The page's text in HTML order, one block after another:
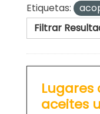
Etiquetas:
Filtrar
Lugares
aceites